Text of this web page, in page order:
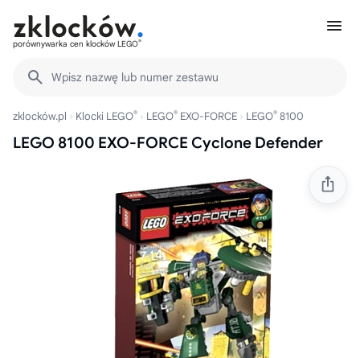
porównywarka cen klocków LEGO®
Wpisz nazwę lub numer zestawu
zklocków.pl Klocki LEGO® LEGO® EXO-FORCE LEGO® 8100
LEGO 8100 EXO-FORCE Cyclone Defender